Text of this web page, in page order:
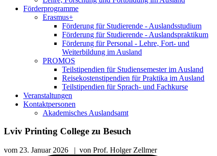
Förderprogramme
Erasmus+
Förderung für Studierende - Auslandsstudium
Förderung für Studierende - Auslandspraktikum
Förderung für Personal - Lehre, Fort- und
Weiterbildung im Ausland
PROMOS
Teilstipendien für Studiensemester im Ausland
Reisekostenstipendien für Praktika im Ausland
Teilstipendien für Sprach- und Fachkurse
Veranstaltungen
Kontaktpersonen
Akademisches Auslandsamt
Lviv Printing College zu Besuch
vom 23. Januar 2026 | von Prof. Holger Zellmer